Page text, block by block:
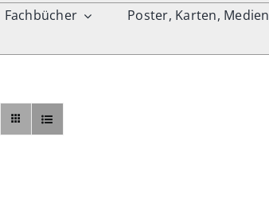
Fachbücher Poster, Karten, Medien